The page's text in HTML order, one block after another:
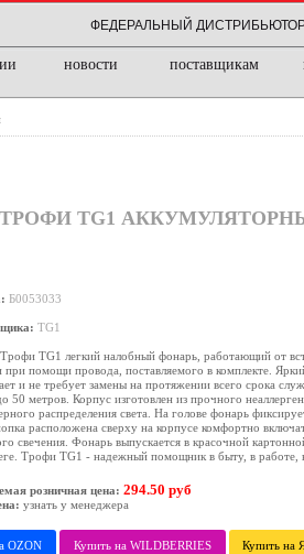
ФЕДЕРАЛЬНЫЙ ДИСТРИБЬЮТОР
новости поставщикам
TG1
Б0053033
TG1
Трофи TG1 легкий налобный фонарь, работающий от
при помощи провода, поставляемого в комплекте.
и не требует замены на протяжении всего срока
50 метров. Корпус изготовлен из прочного
распределения света. На голове фонарь
расположена сверху на корпусе комфортно
свечения. Фонарь выпускается в красочной
Трофи TG1 - надежный помощник в быту, в работе,
розничная цена: 294.50 руб
узнать у менеджера
OZON Купить на WILDBERRIES Купить